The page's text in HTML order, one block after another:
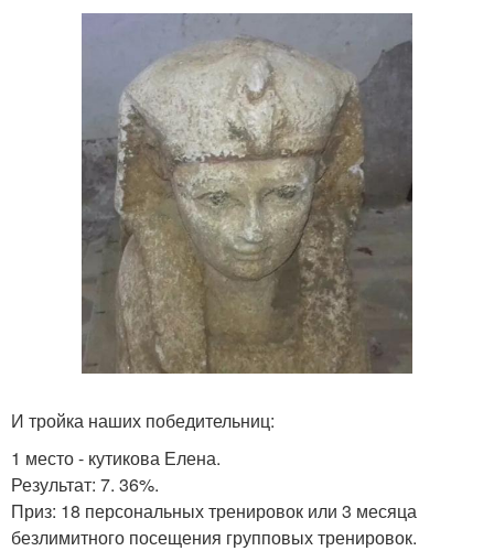
И тройка наших победительниц:
1 место - кутикова Елена.
Результат: 7. 36%.
Приз: 18 персональных тренировок или 3 месяца
безлимитного посещения групповых тренировок.